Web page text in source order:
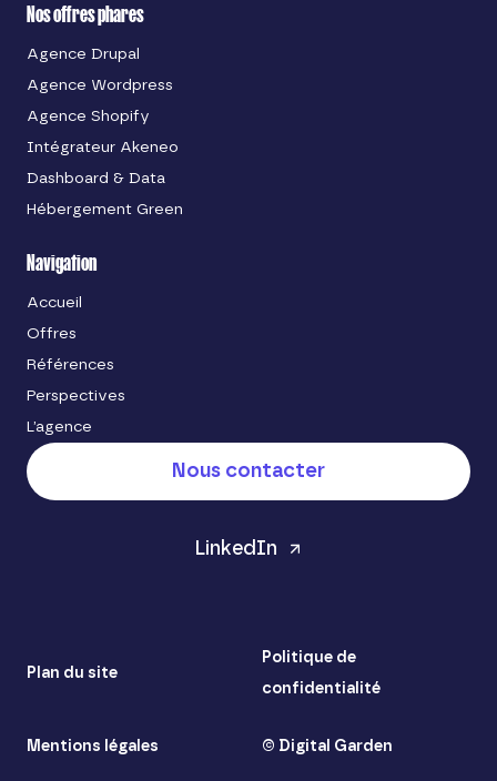
Nos offres phares
Agence Drupal
Agence Wordpress
Agence Shopify
Intégrateur Akeneo
Dashboard & Data
Hébergement Green
Navigation
Accueil
Offres
Références
Perspectives
L’agence
Nous contacter
LinkedIn
Plan du site
Politique de
confidentialité
Mentions légales © Digital Garden